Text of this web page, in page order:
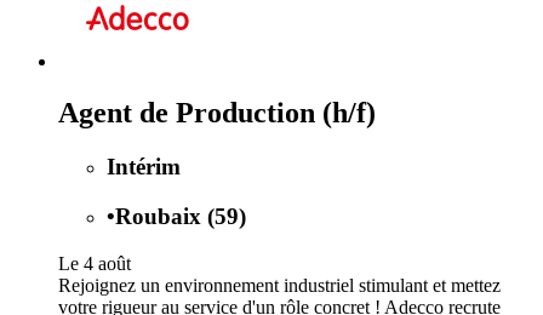
Agent de Production (h/f)
Intérim
•Roubaix (59)
Le 4 août
Rejoignez un environnement industriel stimulant et mettez
votre rigueur au service d'un rôle concret ! Adecco recrute